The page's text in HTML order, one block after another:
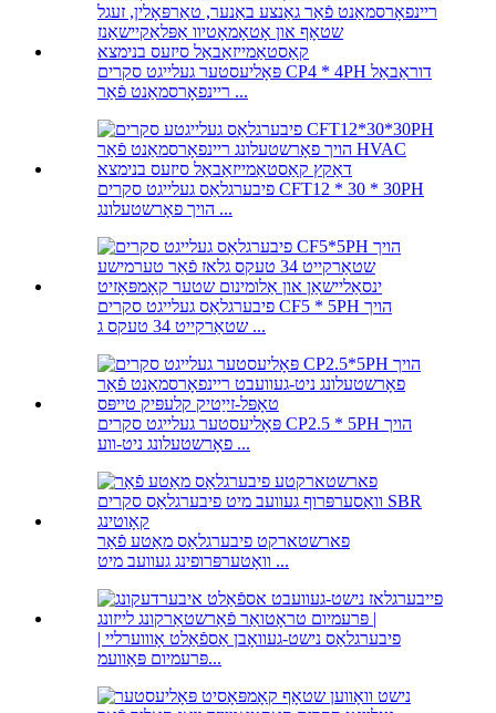
פּאָליעסטער געלייגט סקרים CP4 * 4PH דוראַבאַל
ריינפאָרסמאַנט פֿאַר ...
פיבערגלאַס געלייגט סקרים CFT12 * 30 * 30PH
הויך פאָרשטעלונג ...
פיבערגלאַס געלייגט סקרים CF5 * 5PH הויך
שטאַרקייט 34 טעקס ג ...
פּאָליעסטער געלייגט סקרים CP2.5 * 5PH הויך
פאָרשטעלונג ניט-ווע ...
פארשטארקט פיבערגלאַס מאַטע פֿאַר
וואָטערפּרופינג געוועב מיט ...
פיבערגלאַס נישט-געוואָבן אַספֿאַלט אָוווערליי |
פּרעמיום פּאַוועמ...